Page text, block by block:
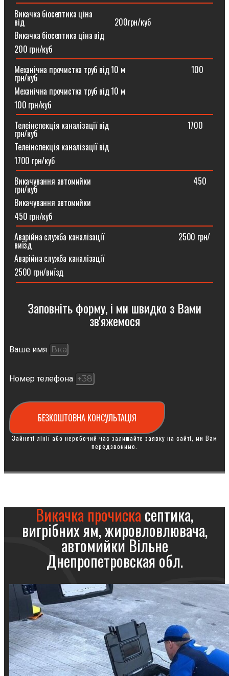
Викачка біосептика ціна
від⠀⠀⠀⠀⠀⠀⠀⠀⠀⠀⠀⠀⠀⠀⠀200грн/куб
Викачка біосептика ціна від
200 грн/куб
Механічна прочистка труб від 10 м⠀⠀⠀⠀⠀⠀⠀⠀⠀⠀⠀100
грн/куб
Механічна прочистка труб від 10 м
100 грн/куб
Телеінспекція каналізації від⠀⠀⠀⠀⠀⠀⠀⠀⠀⠀⠀⠀⠀1700
грн/куб
Телеінспекція каналізації від
1700 грн/куб
Викачування автомийки⠀⠀⠀⠀⠀⠀⠀⠀⠀⠀⠀⠀⠀⠀⠀⠀⠀450
грн/куб
Викачування автомийки
450 грн/куб
Аварійна служба каналізації ⠀⠀⠀⠀⠀⠀⠀⠀⠀⠀⠀⠀2500 грн/
виїзд
Аварійна служба каналізації
2500 грн/виїзд
Заповніть форму, і ми швидко з Вами
зв'яжемося
Ваше имя
Номер телефона
БЕЗКОШТОВНА КОНСУЛЬТАЦІЯ
Зайняті лінії або неробочий час залишайте заявку на сайті, ми Вам
передзвонимо.
Викачка прочискасептика,
вигрібних ям, жировловлювача,
автомийки Вільне
Днепропетровская обл.